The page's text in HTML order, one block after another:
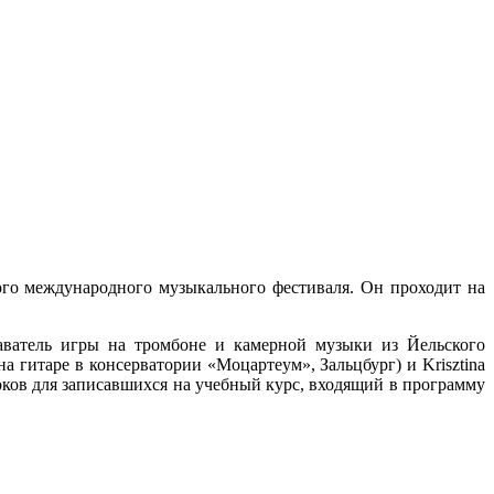
международного музыкального фестиваля. Он проходит на
игры на тромбоне и камерной музыки из Йельского
гитаре в консерватории «Моцартеум», Зальцбург) и Krisztina
для записавшихся на учебный курс, входящий в программу